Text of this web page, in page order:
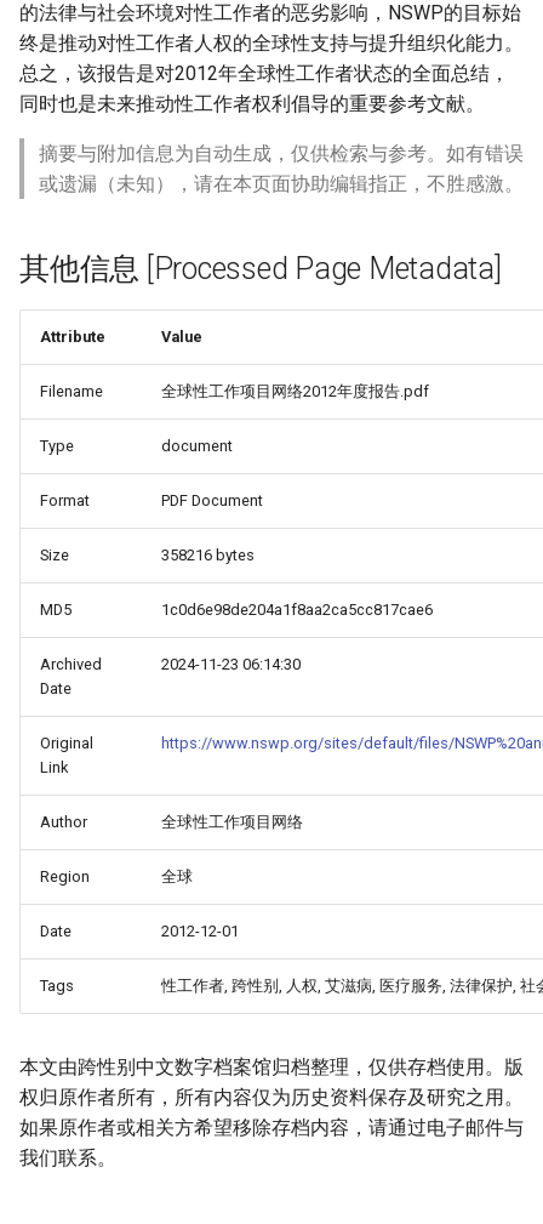
的法律与社会环境对性工作者的恶劣影响，NSWP的目标始
终是推动对性工作者人权的全球性支持与提升组织化能力。
总之，该报告是对2012年全球性工作者状态的全面总结，
同时也是未来推动性工作者权利倡导的重要参考文献。
摘要与附加信息为自动生成，仅供检索与参考。如有错误
或遗漏（未知），请在本页面协助编辑指正，不胜感激。
其他信息 [Processed Page Metadata]
Attribute Value
Filename 全球性工作项目网络2012年度报告.pdf
Type document
Format PDF Document
Size 358216 bytes
MD5 1c0d6e98de204a1f8aa2ca5cc817cae6
Archived
Date
2024-11-23 06:14:30
Original
Link
https://www.nswp.org/sites/default/files/
Author 全球性工作项目网络
Region 全球
Date 2012-12-01
Tags 性工作者, 跨性别, 人权, 艾滋病, 医疗服务, 法律保护, 社
本文由跨性别中文数字档案馆归档整理，仅供存档使用。版
权归原作者所有，所有内容仅为历史资料保存及研究之用。
如果原作者或相关方希望移除存档内容，请通过电子邮件与
我们联系。